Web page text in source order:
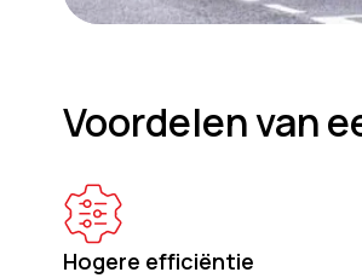
Voordelen van
Hogere efficiëntie